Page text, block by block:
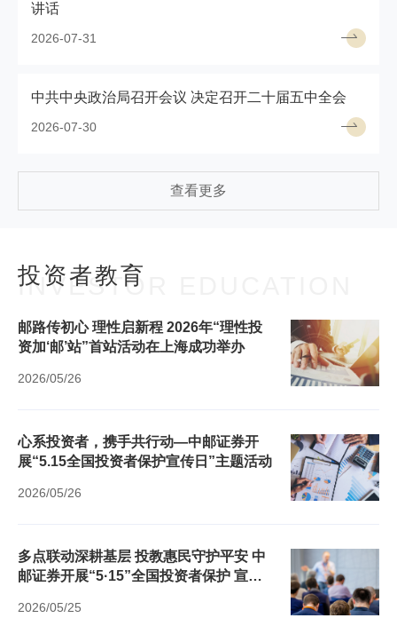
查看更多
讲话
2026-07-31
中共中央政治局召开会议 决定召开二十届五中全会
2026-07-30
INVESTOR EDUCATION
投资者教育
邮路传初心 理性启新程 2026年“理性投
资加‘邮’站”首站活动在上海成功举办
2026/05/26
心系投资者，携手共行动—中邮证券开
展“5.15全国投资者保护宣传日”主题活动
2026/05/26
多点联动深耕基层 投教惠民守护平安 中
邮证券开展“5·15”全国投资者保护 宣传
2026/05/25